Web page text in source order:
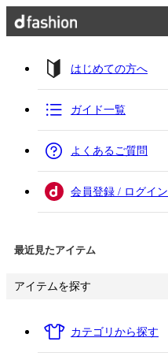
はじめての方へ
ガイド一覧
よくあるご質問
会員登録 / ログイン
最近見たアイテム
アイテムを探す
カテゴリから探す